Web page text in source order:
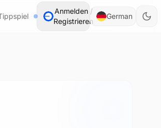
Anmelden /
Registrieren
German